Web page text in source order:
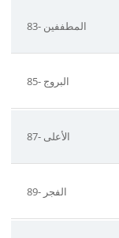
83- المطففين
85- البروج
87- الأعلى
89- الفجر